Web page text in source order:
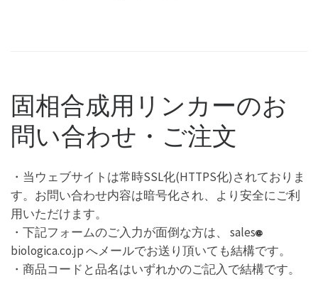
固相合成用リンカーのお
問い合わせ・ご注文
・当ウェブサイトは常時SSL化(HTTPS化)されておりま
す。お問い合わせ内容は暗号化され、より安全にご利
用いただけます。
・下記フォームのご入力が面倒な方は、 sales
biologica.co.jp へメールでお送り頂いても結構です。
・商品コードと品名はいずれかのご記入で結構です。